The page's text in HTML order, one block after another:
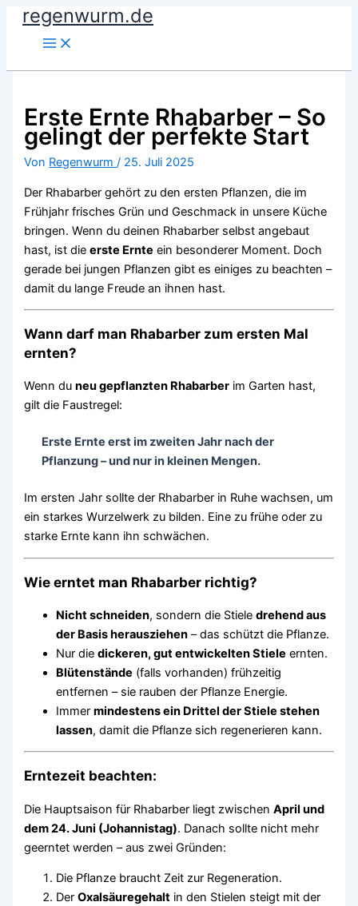
Zumregenwurm.de
Erste Ernte Rhabarber – So
gelingt der perfekte Start
Von Regenwurm/ 25. Juli 2025
Der Rhabarber gehört zu den ersten Pflanzen, die im
Frühjahr frisches Grün und Geschmack in unsere Küche
bringen. Wenn du deinen Rhabarber selbst angebaut
hast, ist dieerste Ernte ein besonderer Moment. Doch
gerade bei jungen Pflanzen gibt es einiges zu beachten –
damit du lange Freude an ihnen hast.
Wann darf man Rhabarber zum ersten Mal
ernten?
Wenn duneu gepflanzten Rhabarber im Garten hast,
gilt die Faustregel:
Erste Ernte erst im zweiten Jahr nach der
Pflanzung – und nur in kleinen Mengen.
Im ersten Jahr sollte der Rhabarber in Ruhe wachsen, um
ein starkes Wurzelwerk zu bilden. Eine zu frühe oder zu
starke Ernte kann ihn schwächen.
Wie erntet man Rhabarber richtig?
Nicht schneiden, sondern die Stieledrehend aus
der Basis herausziehen – das schützt die Pflanze.
Nur diedickeren, gut entwickelten Stiele ernten.
Blütenstände (falls vorhanden) frühzeitig
entfernen – sie rauben der Pflanze Energie.
Immermindestens ein Drittel der Stiele stehen
lassen, damit die Pflanze sich regenerieren kann.
Erntezeit beachten:
Die Hauptsaison für Rhabarber liegt zwischenApril und
dem 24. Juni (Johannistag). Danach sollte nicht mehr
geerntet werden – aus zwei Gründen:
Die Pflanze braucht Zeit zur Regeneration.
DerOxalsäuregehalt in den Stielen steigt mit der